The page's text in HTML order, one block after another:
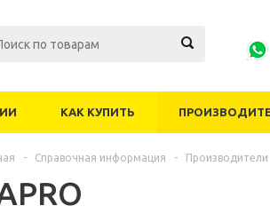
КАК КУПИТЬ
- Справочная информация - Производители